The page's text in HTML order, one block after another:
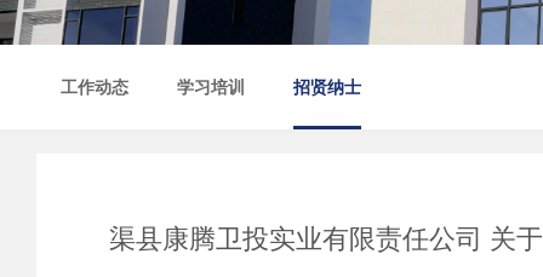
工作动态 学习培训 招贤纳士
渠县康腾卫投实业有限责任公司 关